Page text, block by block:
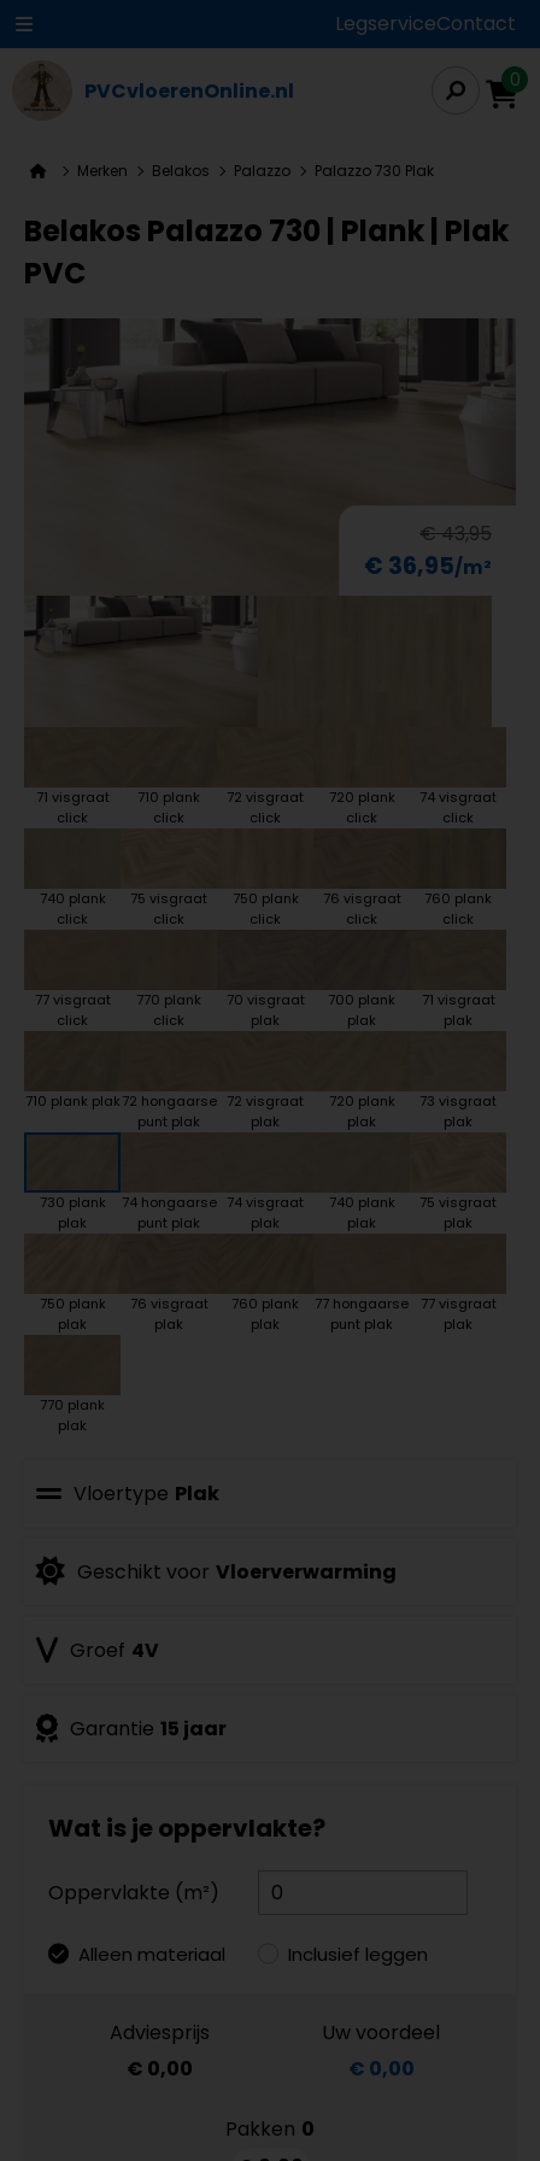
LegserviceContact
PVCvloerenOnline.nl 0
Merken Belakos Palazzo Palazzo 730 Plak
Belakos Palazzo 730 | Plank | Plak
PVC
€ 43,95
€ 36,95
71 visgraat
click
710 plank
click
72 visgraat
click
720 plank
click
74 visgraat
click
740 plank
click
75 visgraat
click
750 plank
click
76 visgraat
click
760 plank
click
77 visgraat
click
770 plank
click
70 visgraat
plak
700 plank
plak
71 visgraat
plak
710 plank plak72 hongaarse
punt plak
72 visgraat
plak
720 plank
plak
73 visgraat
plak
730 plank
plak
74 hongaarse
punt plak
74 visgraat
plak
740 plank
plak
75 visgraat
plak
750 plank
plak
76 visgraat
plak
760 plank
plak
77 hongaarse
punt plak
77 visgraat
plak
770 plank
plak
Vloertype Plak
Geschikt voor Vloerverwarming
Groef 4V
Garantie 15 jaar
Wat is je oppervlakte?
Oppervlakte (m²)
Alleen materiaal Inclusief leggen
Adviesprijs
€ 0,00
Uw voordeel
€ 0,00
Pakken 0